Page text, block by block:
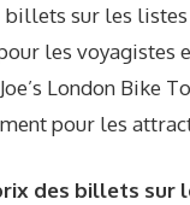
sur les listes
les voyagistes
London Bike
pour les
des billets sur